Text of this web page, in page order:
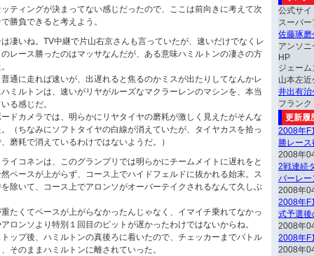
ティングが決まってない感じだったので、ここは前向きに考えて次
勝負できると考えよう。
凄いね。TV中継で片山右京さんも言っていたが、速いだけでなくレ
レース勝ったのはマッサなんだが、ある意味ハミルトンの凄さの方
通に走れば速いが、出遅れると焦るのかミスが出たりしてなんかレ
ミルトンは、速いがリヤがルーズなマクラーレンのマシンを、本当
る感じだ。
ドカメラでは、明らかにリヤタイヤの磨耗が激しく見えたがそんな
（ちなみにソフトタイヤの白線が消えていたが、タイヤカスを拾っ
磨耗で消えているわけではないようだ。）
イコネンは、このグランプリでは明らかにチームメイトに遅れをと
ペースが上がらず、コース上でハイドフェルドに抜かれる始末。ス
除いて、コース上でアロンソがオーバーテイクされるなんて久しぶ
たくてペースが上がらなかったんじゃなく、イマイチ乗れてなかっ
ロンソより特別１回目のピットが遅かったわけではないからね。
ップ後、ハミルトンの真後ろに着いたので、チェッカーまでバトル
そのままハミルトンに離されていった。
公式サイ
スーパ
佐藤琢
アンソ
HP
ジェー
山本左
井出有
フラン
更新履
2008年
勝レー
2008年
2戦連続
バーレー
2008年
2008年
式予選後
2008年
2008年
2008年